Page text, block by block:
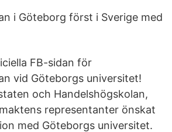
i Göteborg först i Sverige med
FB-sidan för
vid Göteborgs universitet!
och Handelshögskolan,
representanter önskat
med Göteborgs universitet.